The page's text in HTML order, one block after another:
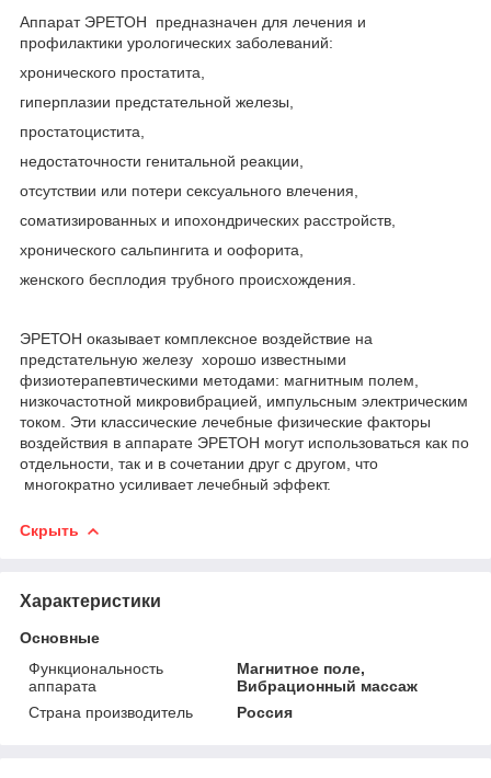
Аппарат ЭРЕТОН предназначен для лечения и
профилактики урологических заболеваний:
хронического простатита,
гиперплазии предстательной железы,
простатоцистита,
недостаточности генитальной реакции,
отсутствии или потери сексуального влечения,
соматизированных и ипохондрических расстройств,
хронического сальпингита и оофорита,
женского бесплодия трубного происхождения.
ЭРЕТОН оказывает комплексное воздействие на
предстательную железу хорошо известными
физиотерапевтическими методами: магнитным полем,
низкочастотной микровибрацией, импульсным электрическим
током. Эти классические лечебные физические факторы
воздействия в аппарате ЭРЕТОН могут использоваться как по
отдельности, так и в сочетании друг с другом, что
многократно усиливает лечебный эффект.
Скрыть
Характеристики
Основные
Функциональность
аппарата
Магнитное поле,
Вибрационный массаж
Страна производитель
Россия